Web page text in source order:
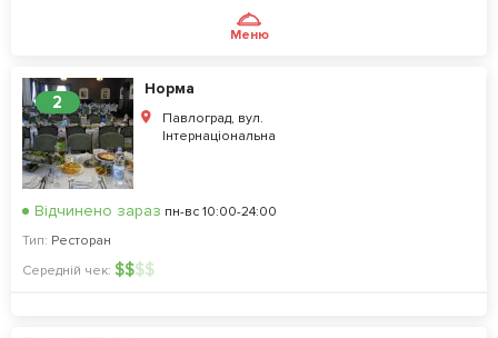
Меню
2
Норма
Павлоград, вул.
Інтернаціональна
Відчинено зараз пн-вс 10:00-24:00
Тип: Ресторан
Середній чек: $$$$